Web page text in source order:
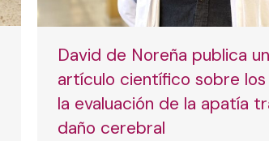
David de Noreña publica
artículo científico sobre
la evaluación de la apatía
daño cerebral